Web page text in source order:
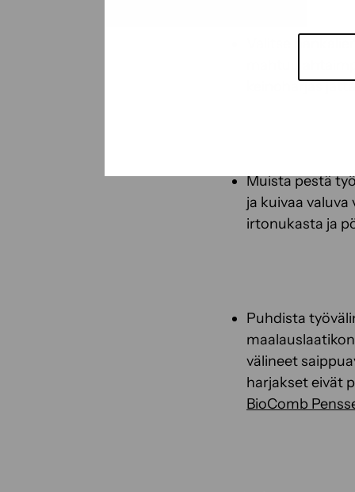
mahtuu
keinoharjas
Muista pestä
ja kuivaa
irtonukasta ja
Puhdista
välineet
harjakset eivät
BioComb